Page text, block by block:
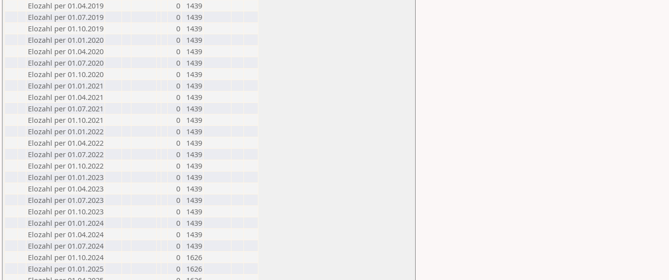
Elozahl per 01.04.2019
0
1439
Elozahl per 01.07.2019
0
1439
Elozahl per 01.10.2019
0
1439
Elozahl per 01.01.2020
0
1439
Elozahl per 01.04.2020
0
1439
Elozahl per 01.07.2020
0
1439
Elozahl per 01.10.2020
0
1439
Elozahl per 01.01.2021
0
1439
Elozahl per 01.04.2021
0
1439
Elozahl per 01.07.2021
0
1439
Elozahl per 01.10.2021
0
1439
Elozahl per 01.01.2022
0
1439
Elozahl per 01.04.2022
0
1439
Elozahl per 01.07.2022
0
1439
Elozahl per 01.10.2022
0
1439
Elozahl per 01.01.2023
0
1439
Elozahl per 01.04.2023
0
1439
Elozahl per 01.07.2023
0
1439
Elozahl per 01.10.2023
0
1439
Elozahl per 01.01.2024
0
1439
Elozahl per 01.04.2024
0
1439
Elozahl per 01.07.2024
0
1439
Elozahl per 01.10.2024
0
1626
Elozahl per 01.01.2025
0
1626